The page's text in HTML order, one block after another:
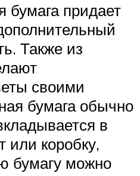
бумага придает
Также из
своими
бумага обычно
в
или коробку,
бумагу можно